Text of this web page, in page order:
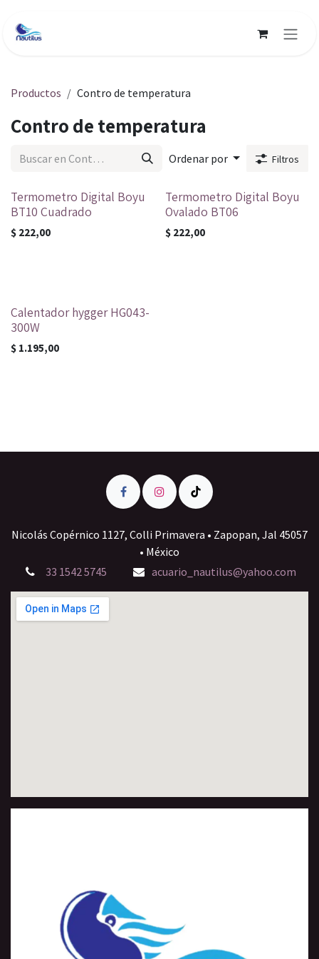
Productos Contro de temperatura
Contro de temperatura
Ordenar por Filtros
Termometro Digital Boyu
BT10 Cuadrado
$ 222,00
Termometro Digital Boyu
Ovalado BT06
$ 222,00
Calentador hygger HG043-
300W
$ 1.195,00
Nicolás Copérnico 1127, Colli Primavera • Zapopan, Jal 45057
• México
33 1542 5745
acuario_nautilus@yahoo.com